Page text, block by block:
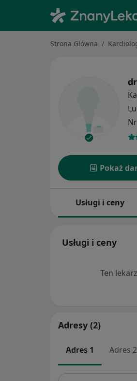
Strona Główna
Pokaż
Usługi i ceny
Usługi i ceny
Ten
Adresy (2)
Adres 1 Adres 2